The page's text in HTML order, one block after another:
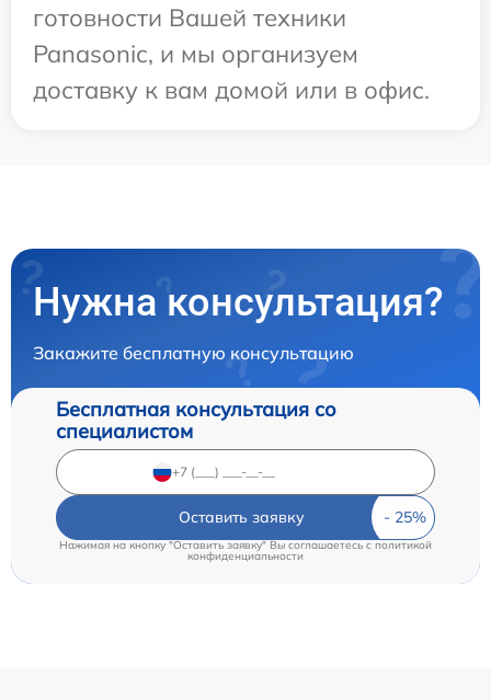
готовности Вашей техники
Panasonic, и мы организуем
доставку к вам домой или в офис.
Нужна консультация?
Закажите бесплатную консультацию
Бесплатная консультация со
специалистом
Оставить заявку
Нажимая на кнопку "Оставить заявку" Вы соглашаетесь cполитикой
конфиденциальности